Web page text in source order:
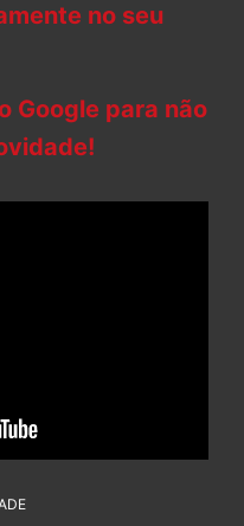
no seu
Google para não